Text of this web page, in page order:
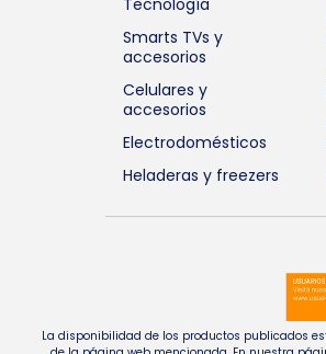
Tecnología
Smarts TVs y
accesorios
Celulares y
accesorios
Electrodomésticos
Heladeras y freezers
La disponibilidad de los productos publicados